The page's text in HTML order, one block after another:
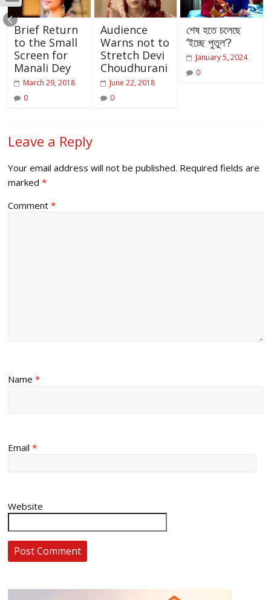
Brief Return
to the Small
Screen for
Manali Dey
March 29, 2018
0
Audience
Warns not to
Stretch Devi
Choudhurani
June 22, 2018
0
শেষ হতে চলেছে
‘ইচ্ছে পুতুল’?
January 5, 2024
0
Leave a Reply
Your email address will not be published. Required fields are
marked*
Comment*
Name*
Email*
Website